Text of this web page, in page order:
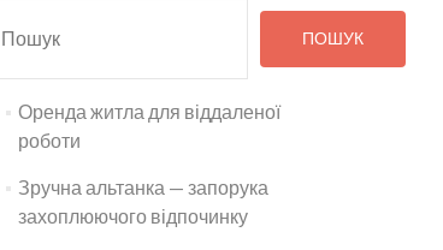
ПОШУК
Оренда житла для віддаленої
роботи
Зручна альтанка — запорука
захоплюючого відпочинку